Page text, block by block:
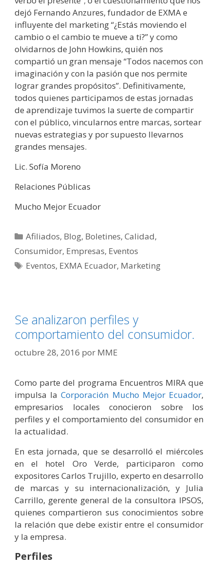
dejó Fernando Anzures, fundador de EXMA e
influyente del marketing “¿Estás moviendo el
cambio o el cambio te mueve a ti?” y como
olvidarnos de John Howkins, quién nos
compartió un gran mensaje “Todos nacemos con
imaginación y con la pasión que nos permite
lograr grandes propósitos”. Definitivamente,
todos quienes participamos de estas jornadas
de aprendizaje tuvimos la suerte de compartir
con el público, vincularnos entre marcas, sortear
nuevas estrategias y por supuesto llevarnos
grandes mensajes.
Lic. Sofía Moreno
Relaciones Públicas
Mucho Mejor Ecuador
Afiliados, Blog, Boletines,Calidad,
Consumidor, Empresas, Eventos
Eventos, EXMA Ecuador, Marketing
Se analizaron perfiles y
comportamiento del consumidor.
octubre 28, 2016 por MME
Como parte del programa Encuentros MIRA que
impulsa laCorporación Mucho Mejor Ecuador,
empresarios locales conocieron sobre los
perfiles y el comportamiento del consumidor en
la actualidad.
En esta jornada, que se desarrolló el miércoles
en el hotel Oro Verde, participaron como
expositores Carlos Trujillo, experto en desarrollo
de marcas y su internacionalización, y Julia
Carrillo, gerente general de la consultora IPSOS,
quienes compartieron sus conocimientos sobre
la relación que debe existir entre el consumidor
y la empresa.
Perfiles